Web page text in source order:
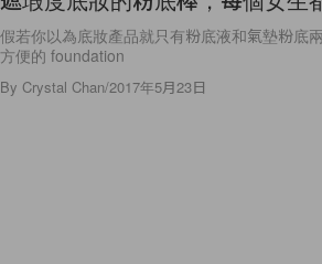
假若你以為底妝產品就只有粉底液和氣墊粉底
方便的 foundation
By Crystal Chan/2017年5月23日